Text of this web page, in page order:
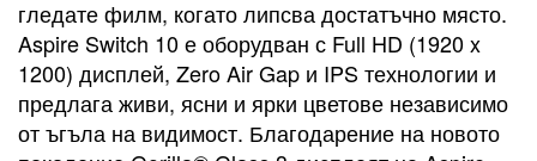
гледате филм, когато липсва достатъчно място.
Aspire Switch 10 е оборудван с Full HD (1920 x
1200) дисплей, Zero Air Gap и IPS технологии и
предлага живи, ясни и ярки цветове независимо
от ъгъла на видимост. Благодарение на новото